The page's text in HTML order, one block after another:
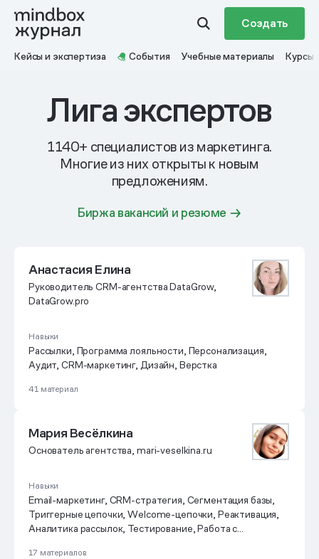
Создать
Кейсы и экспертиза События Учебные материалы Курсы
Лига экспертов
1140+ специалистов из маркетинга.
Многие из них открыты к новым
предложениям.
Биржа вакансий и резюме
Анастасия Елина
Руководитель CRM-агентства DataGrow,
DataGrow.pro
Навыки
Рассылки, Программа лояльности, Персонализация,
Аудит, CRM-маркетинг, Дизайн, Верстка
41 материал
Мария Весёлкина
Основатель агентства, mari-veselkina.ru
Навыки
Email-маркетинг, CRM-стратегия, Сегментация базы,
Триггерные цепочки, Welcome-цепочки, Реактивация,
Аналитика рассылок, Тестирование, Работа с
17 материалов